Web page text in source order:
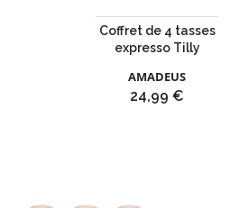
Coffret de 4 tasses
expresso Tilly
AMADEUS
Prix
24,99 €